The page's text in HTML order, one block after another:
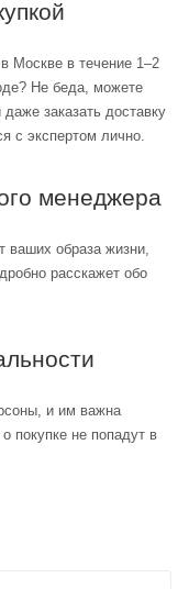
Москве в течение 1–2
Не беда, можете
заказать доставку
с экспертом лично.
менеджера
ваших образа жизни,
расскажет обо
и им важна
покупке не попадут в